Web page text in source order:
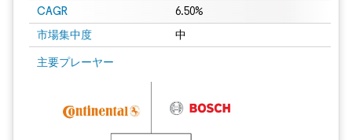
CAGR 6.50%
市場集中度 中
主要プレーヤー